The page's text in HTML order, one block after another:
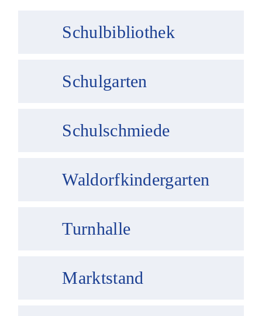
Schulbibliothek
Schulgarten
Schulschmiede
Waldorfkindergarten
Turnhalle
Marktstand